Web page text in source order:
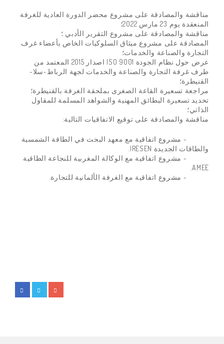
مناقشة والمصادقة على مشروع محضر الدورة العادية للغرفة
المنعقدة يوم 23 مارس 2022؛
مناقشة والمصادقة على مشروع التقرير الأدبي ؛
المصادقة على مشروع ميثاق السلوكيات الخاص بأعضاء غرف
التجارة والصناعة والخدمات؛
عرض حول نظام الجودة ISO 9001 اصدار 2015 المعتمد من
طرف غرفة التجارة والصناعة والخدمات لجهة الرباط-سلا-
القنيطرة؛
مراجعة تسعيرة القاعة الصغرى بملحقة الغرفة بالقنيطرة؛
تحديد تسعيرة البطائق المهنية والشواهد المسلمة للمقاول
الذاتي؛
مناقشة والمصادقة على توقيع الاتفاقيات التالية:
- مشروع اتفاقية مع معهد البحث في الطاقة الشمسية
والطاقات الجديدة IRESEN.
- مشروع اتفاقية مع الوكالة المغربية للنجاعة الطاقية
AMEE.
- مشروع اتفاقية مع الغرفة الألمانية للتجارة.